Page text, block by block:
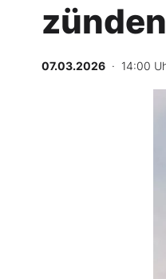
Abo &
BO-
zünden
07.03.2026 · 14:00